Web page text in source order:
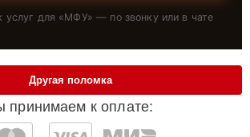
услуг для «МФУ» — по звонку или в чате
принимаем к оплате:
Другая поломка